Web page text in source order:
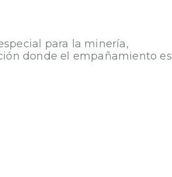
para la minería,
donde el empañamiento es